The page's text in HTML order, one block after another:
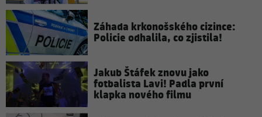
Záhada krkonošského cizince:
Policie odhalila, co zjistila!
Jakub Štáfek znovu jako
fotbalista Lavi! Padla první
klapka nového filmu